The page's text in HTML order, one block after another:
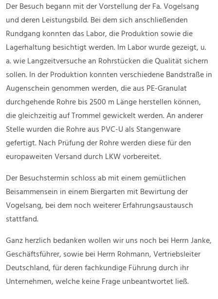
Der Besuch begann mit der Vorstellung der Fa. Vogelsang
und deren Leistungsbild. Bei dem sich anschließenden
Rundgang konnten das Labor, die Produktion sowie die
Lagerhaltung besichtigt werden. Im Labor wurde gezeigt, u.
a. wie Langzeitversuche an Rohrstücken die Qualität sichern
sollen. In der Produktion konnten verschiedene Bandstraße in
Augenschein genommen werden, die aus PE-Granulat
durchgehende Rohre bis 2500 m Länge herstellen können,
die gleichzeitig auf Trommel gewickelt werden. An anderer
Stelle wurden die Rohre aus PVC-U als Stangenware
gefertigt. Nach Prüfung der Rohre werden diese für den
europaweiten Versand durch LKW vorbereitet.
Der Besuchstermin schloss ab mit einem gemütlichen
Beisammensein in einem Biergarten mit Bewirtung der
Vogelsang, bei dem noch weiterer Erfahrungsaustausch
stattfand.
Ganz herzlich bedanken wollen wir uns noch bei Herrn Janke,
Geschäftsführer, sowie bei Herrn Rohmann, Vertriebsleiter
Deutschland, für deren fachkundige Führung durch ihr
Unternehmen, welche keine Frage unbeantwortet ließ.